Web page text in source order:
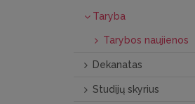
Taryba
Tarybos naujienos
Dekanatas
Studijų skyrius